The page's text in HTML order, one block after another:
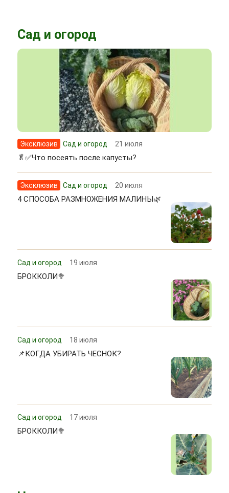
Сад и огород
Эксклюзив Сад и огород 21 июля
🥬✅Что посеять после капусты?
Эксклюзив Сад и огород 20 июля
4 СПОСОБА РАЗМНОЖЕНИЯ МАЛИНЫ🌿
Сад и огород 19 июля
БРОККОЛИ🥦
Сад и огород 18 июля
📌КОГДА УБИРАТЬ ЧЕСНОК?
Сад и огород 17 июля
БРОККОЛИ🥦